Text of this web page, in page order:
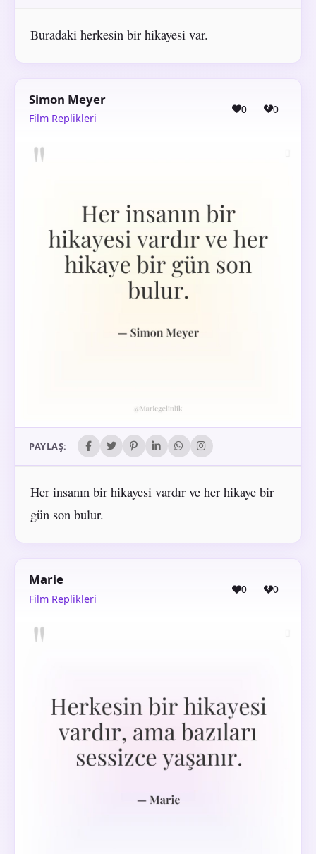
Buradaki herkesin bir hikayesi var.
Simon Meyer
Film Replikleri
0 0
PAYLAŞ:
Her insanın bir hikayesi vardır ve her hikaye bir
gün son bulur.
Marie
Film Replikleri
0 0